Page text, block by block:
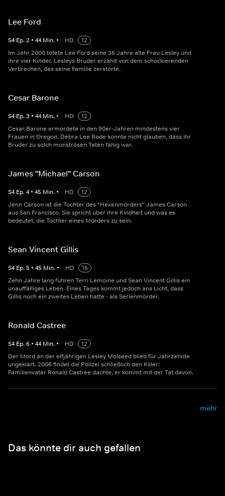
Lee Ford
S4 Ep.2 • 44 Min. • HD
12
Im Jahr 2000 tötete Lee Ford seine 36 Jahre alte Frau Lesley und
ihre vier Kinder. Lesleys Bruder erzählt von dem schockierenden
Verbrechen, das seine Familie zerstörte.
Cesar Barone
S4 Ep.3 • 44 Min. • HD
12
Cesar Barone ermordete in den 90er-Jahren mindestens vier
Frauen in Oregon. Debra Lee Rode konnte nicht glauben, dass ihr
Bruder zu solch monströsen Taten fähig war.
James "Michael" Carson
S4 Ep.4 • 45 Min. • HD
12
Jenn Carson ist die Tochter des "Hexenmörders" James Carson
aus San Francisco. Sie spricht über ihre Kindheit und was es
bedeutet, die Tochter eines Mörders zu sein.
Sean Vincent Gillis
S4 Ep.5 • 45 Min. • HD
16
Zehn Jahre lang führen Terri Lemoine und Sean Vincent Gillis ein
unauffälliges Leben. Eines Tages kommt jedoch ans Licht, dass
Gillis noch ein zweites Leben hatte - als Serienmörder.
Ronald Castree
S4 Ep.6 • 44 Min. • HD
12
Der Mord an der elfjährigen Lesley Molseed blieb für Jahrzehnte
ungeklärt. 2006 findet die Polizei schließlich den Killer:
Familienvater Ronald Castree dachte, er kommt mit der Tat davon.
mehr
Das könnte dir auch gefallen